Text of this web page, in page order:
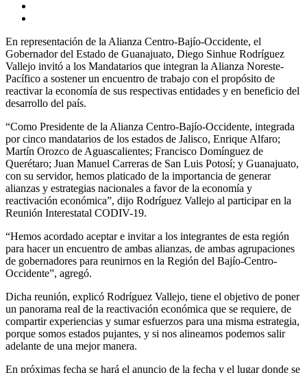
En representación de la Alianza Centro-Bajío-Occidente, el
Gobernador del Estado de Guanajuato, Diego Sinhue Rodríguez
Vallejo invitó a los Mandatarios que integran la Alianza Noreste-
Pacífico a sostener un encuentro de trabajo con el propósito de
reactivar la economía de sus respectivas entidades y en beneficio del
desarrollo del país.
“Como Presidente de la Alianza Centro-Bajío-Occidente, integrada
por cinco mandatarios de los estados de Jalisco, Enrique Alfaro;
Martín Orozco de Aguascalientes; Francisco Domínguez de
Querétaro; Juan Manuel Carreras de San Luis Potosí; y Guanajuato,
con su servidor, hemos platicado de la importancia de generar
alianzas y estrategias nacionales a favor de la economía y
reactivación económica”, dijo Rodríguez Vallejo al participar en la
Reunión Interestatal CODIV-19.
“Hemos acordado aceptar e invitar a los integrantes de esta región
para hacer un encuentro de ambas alianzas, de ambas agrupaciones
de gobernadores para reunirnos en la Región del Bajío-Centro-
Occidente”, agregó.
Dicha reunión, explicó Rodríguez Vallejo, tiene el objetivo de poner
un panorama real de la reactivación económica que se requiere, de
compartir experiencias y sumar esfuerzos para una misma estrategia,
porque somos estados pujantes, y si nos alineamos podemos salir
adelante de una mejor manera.
En próximas fecha se hará el anuncio de la fecha y el lugar donde se